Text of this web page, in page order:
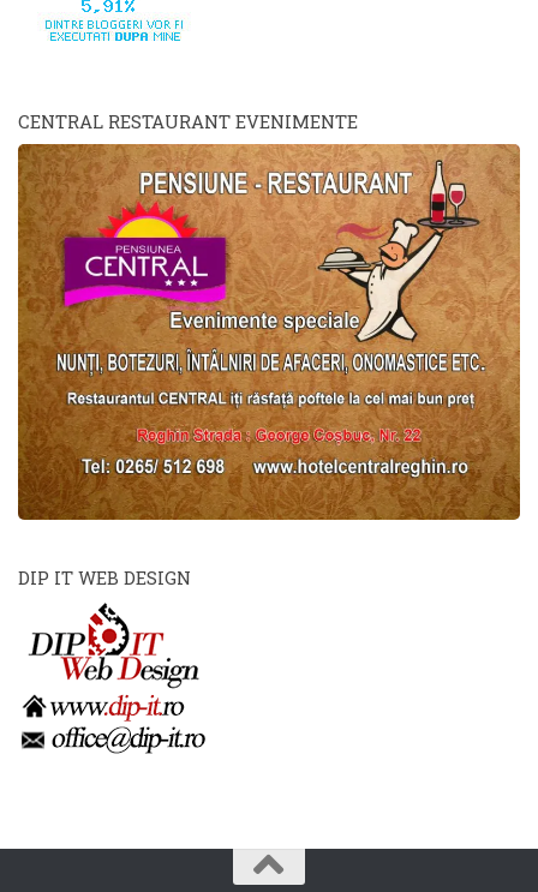
CENTRAL RESTAURANT EVENIMENTE
DIP IT WEB DESIGN